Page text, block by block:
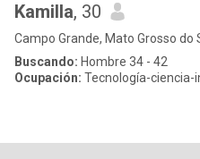
Kamilla, 30
Campo Grande, Mato Grosso do
Buscando: Hombre 34 - 42
Ocupación: Tecnología-ciencia-